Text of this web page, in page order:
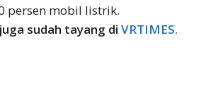
persen mobil listrik.
sudah tayang di VRTIMES.